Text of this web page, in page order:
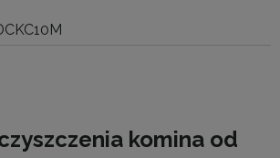
komina od